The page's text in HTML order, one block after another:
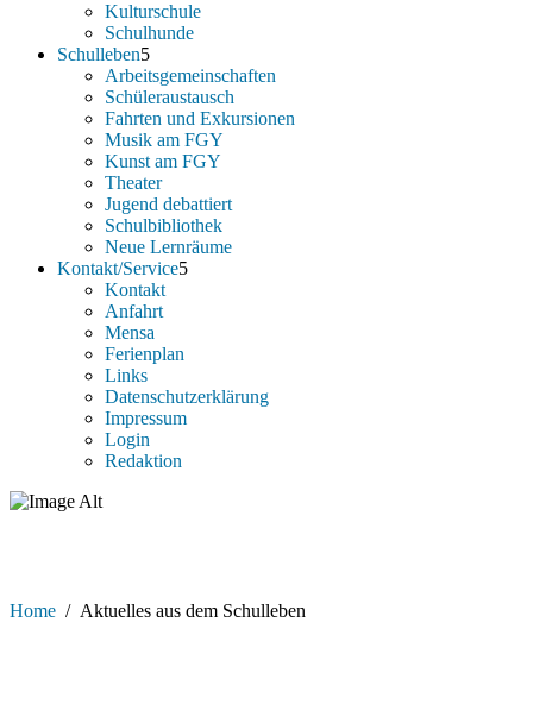
Kulturschule
Schulhunde
Schulleben
Arbeitsgemeinschaften
Schüleraustausch
Fahrten und Exkursionen
Musik am FGY
Kunst am FGY
Theater
Jugend debattiert
Schulbibliothek
Neue Lernräume
Kontakt/Service
Kontakt
Anfahrt
Mensa
Ferienplan
Links
Datenschutzerklärung
Impressum
Login
Redaktion
Home / Aktuelles aus dem Schulleben